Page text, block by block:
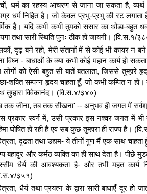
धर्म का रहस्य आचरण से जाना जा सकता है,
धर्म निहित है। जो केवल प्रभु-प्रभु की रट लगाता
है। यदि कभी कभी तुमको संसार का थोडा-बहुत
तथा सारी स्थिति पुनः ठीक हो जायगी। (वि.स.१/
दृढ़ बने रहो, मेरी संतानों में से कोई भी कायर न
विघ्न - बाधाओं के क्या कभी कोई महान कार्य हो
लोगों को ऐसी बहुत सी बातें बतलाता, जिससे
शक्ति सम्पन्न हृदय चाहता हूँ, जो कभी कम्पित न
तुम्हारा विवेकानंद। (वि.स.४/३४०)
तक जीना, तब तक सीखना' -- अनुभव ही जगत में
प्रकार स्वर्ग में, उसी प्रकार इस नश्वर जगत में भी
घोषित हो रही है एवं सब कुछ तुम्हारा ही राज्य है।
दृढता तथा उद्यम- ये तीनों गुण मैं एक साथ
बहादुर और कर्मठ व्यक्ति का ही साथ देता है।
धैर्य की आवश्यकता है- और तभी महत कार्य
३५१)
धैर्य तथा प्रयत्न के द्वारा सारी बाधाएँ दूर